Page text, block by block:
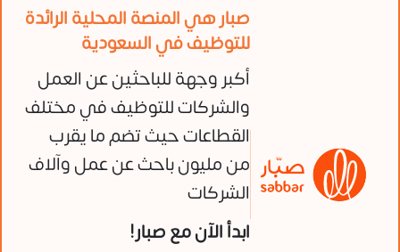
صبار هي المنصة المحلية الرائدة
للتوظيف في السعودية
أكبر وجهة للباحثين عن العمل
والشركات للتوظيف في مختلف
القطاعات حيث تضم ما يقرب
من مليون باحث عن عمل وآلاف
الشركات
ابدأ الآن مع صبار!